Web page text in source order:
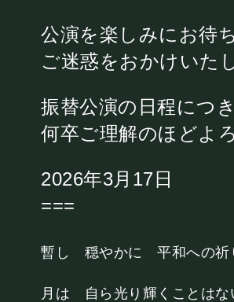
PRIVATE
貸切パーティー・ホールレン
採用情報 よくある質問
公演を楽しみにお待
ご迷惑をおかけいた
振替公演の日程につ
何卒ご理解のほどよ
2026年3月17日
===
暫し 穏やかに 平和への祈
月は 自ら光り輝くことは